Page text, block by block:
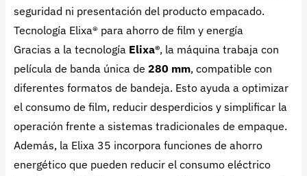
seguridad ni presentación del producto empacado.
Tecnología Elixa® para ahorro de film y energía
Gracias a la tecnología Elixa®, la máquina trabaja con
película de banda única de 280 mm, compatible con
diferentes formatos de bandeja. Esto ayuda a optimizar
el consumo de film, reducir desperdicios y simplificar la
operación frente a sistemas tradicionales de empaque.
Además, la Elixa 35 incorpora funciones de ahorro
energético que pueden reducir el consumo eléctrico